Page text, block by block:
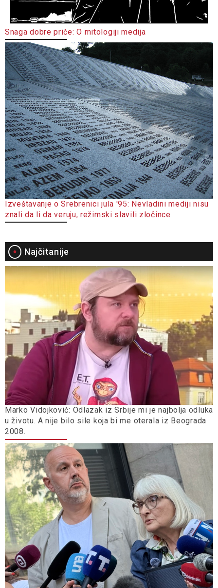
Snaga dobre priče: O mitologiji medija
Izveštavanje o Srebrenici jula '95: Nevladini mediji nisu
znali da li da veruju, režimski slavili zločince
Najčitanije
Marko Vidojković: Odlazak iz Srbije mi je najbolja odluka
u životu. A nije bilo sile koja bi me oterala iz Beograda
2008.